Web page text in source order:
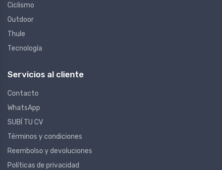
Ciclismo
Outdoor
Thule
Tecnología
Servicios al cliente
Contacto
WhatsApp
SUBÍ TU CV
Términos y condiciones
Reembolso y devoluciones
Políticas de privacidad